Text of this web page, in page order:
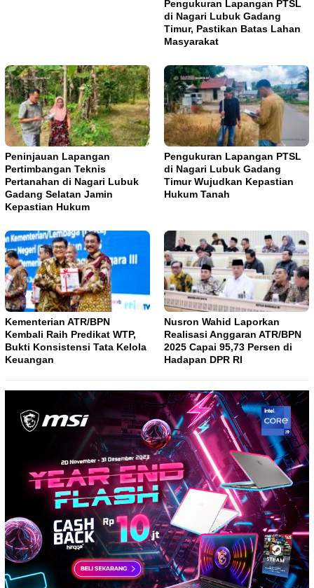
Pengukuran Lapangan PTSL
di Nagari Lubuk Gadang
Timur, Pastikan Batas Lahan
Masyarakat
Peninjauan Lapangan
Pertimbangan Teknis
Pertanahan di Nagari Lubuk
Gadang Selatan Jamin
Kepastian Hukum
Pengukuran Lapangan PTSL
di Nagari Lubuk Gadang
Timur Wujudkan Kepastian
Hukum Tanah
Kementerian ATR/BPN
Kembali Raih Predikat WTP,
Bukti Konsistensi Tata Kelola
Keuangan
Nusron Wahid Laporkan
Realisasi Anggaran ATR/BPN
2025 Capai 95,73 Persen di
Hadapan DPR RI